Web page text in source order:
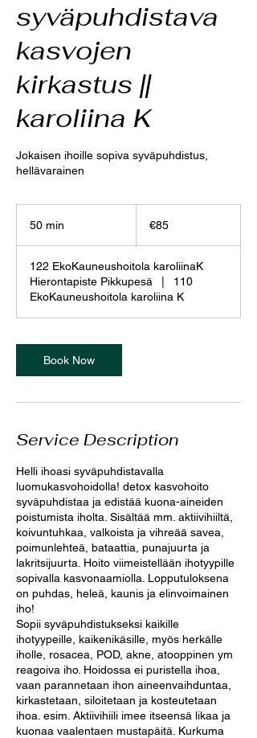
syväpuhdistava
kasvojen
kirkastus ||
karoliina K
Jokaisen ihoille sopiva syväpuhdistus,
hellävarainen
50 min
i
n
€85
122 EkoKauneushoitola karoliinaK
Hierontapiste Pikkupesä
110
EkoKauneushoitola karoliina K
Book Now
Service Description
Helli ihoasi syväpuhdistavalla
luomukasvohoidolla! detox kasvohoito
syväpuhdistaa ja edistää kuona-aineiden
poistumista iholta. Sisältää mm. aktiivihiiltä,
koivuntuhkaa, valkoista ja vihreää savea,
poimunlehteä, bataattia, punajuurta ja
lakritsijuurta. Hoito viimeistellään ihotyypille
sopivalla kasvonaamiolla. Lopputuloksena
on puhdas, heleä, kaunis ja elinvoimainen
iho!
Sopii syväpuhdistukseksi kaikille
ihotyypeille, kaikenikäsille, myös herkälle
iholle, rosacea, POD, akne, atooppinen ym
reagoiva iho. Hoidossa ei puristella ihoa,
vaan parannetaan ihon aineenvaihduntaa,
kirkastetaan, siloitetaan ja kosteutetaan
ihoa. esim. Aktiivihiili imee itseensä likaa ja
kuonaa vaalentaen mustapäitä. Kurkuma